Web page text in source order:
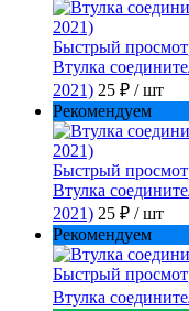
Быстрый
Втулка
2021) 25 ₽ / шт
Рекомендуем
Быстрый
Втулка
2021) 25 ₽ / шт
Рекомендуем
Быстрый
Втулка